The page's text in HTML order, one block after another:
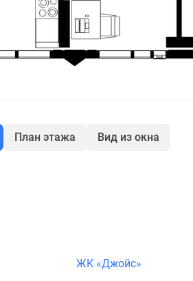
План этажа Вид из окна
ЖК «Джойс»